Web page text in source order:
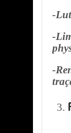
-
-
-